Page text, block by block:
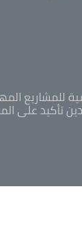
للمشاريع
تأكيد على